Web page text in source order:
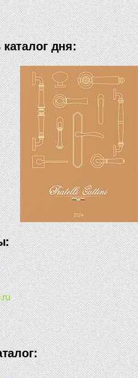
каталог дня: